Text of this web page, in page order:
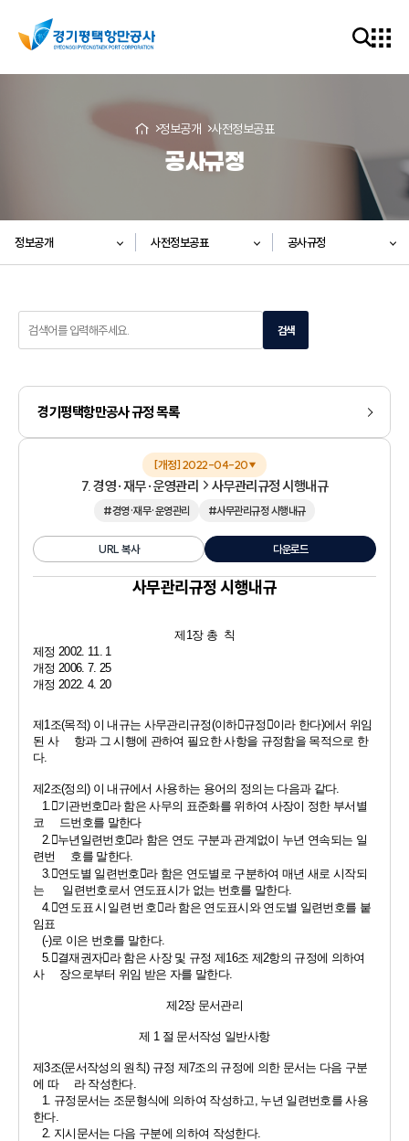
정보공개 사전정보공표
공사규정
정보공개 사전정보공표 공사규정
색
검색
경기평택항만공사 규정 목록
[개정] 2022-04-20▼
7. 경영·재무·운영관리 사무관리규정 시행내규
#경영·재무·운영관리 #사무관리규정 시행내규
URL 복사 다운로드
사무관리규정 시행내규
제 1장 총  칙
제정 2002. 11. 1
개정 2006. 7. 25
개정 2022. 4. 20
제1조(목적) 이 내규는 사무관리규정(이하󰡒규정 󰡓이라 한다)에서 위임
된 사     항과 그 시행에 관하여 필요한 사항을 규정함을 목적으로 한
다.
제2조(정의) 이 내규에서 사용하는 용어의 정의는 다음과 같다.
1. 󰡒기관번호󰡓 라 함은 사무의 표준화를 위하여 사장이 정한 부서별
코     드번호를 말한다
2. 󰡒누년일련번호󰡓라 함은 연도 구분과 관계없이 누년 연속되는 일
련번     호를 말한다.
3. 󰡒연도별 일련번호 󰡓라 함은 연도별로 구분하여 매년 새로 시작되
는      일련번호로서 연도표시가 없는 번호를 말한다.
4. 󰡒연도표시일련번호 󰡓 라 함은 연도표시와 연도별 일련번호를 붙
임표
(-)로 이은 번호를 말한다.
5. 󰡒결재권자󰡓 라 함은 사장 및 규정 제16조 제2항의 규정에 의하여
사     장으로부터 위임 받은 자를 말한다.
제2장 문서관리
제 1 절 문서작성 일반사항
제3조(문서작성의 원칙) 규정 제7조의 규정에 의한 문서는 다음 구분
에 따     라 작성한다.
1. 규정문서는 조문형식에 의하여 작성하고, 누년 일련번호를 사용
한다.
2. 지시문서는 다음 구분에 의하여 작성한다.